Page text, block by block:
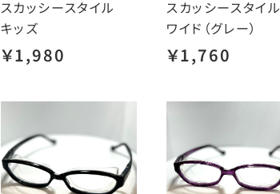
スカッシースタイル
キッズ
￥1,980
スカッシースタイ
ワイド（グレー）
￥1,760